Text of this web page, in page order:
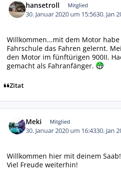
hansetroll Mitglied
30. Januar 2020 um 15:5630. Jan
Willkommen...mit dem Motor
Fahrschule das Fahren gelernt.
den Motor im fünftürigen 900II.
gemacht als Fahranfänger.
Zitat
Meki Mitglied
30. Januar 2020 um 16:4330. Jan
Willkommen hier mit deinem Saab!
Viel Freude weiterhin!